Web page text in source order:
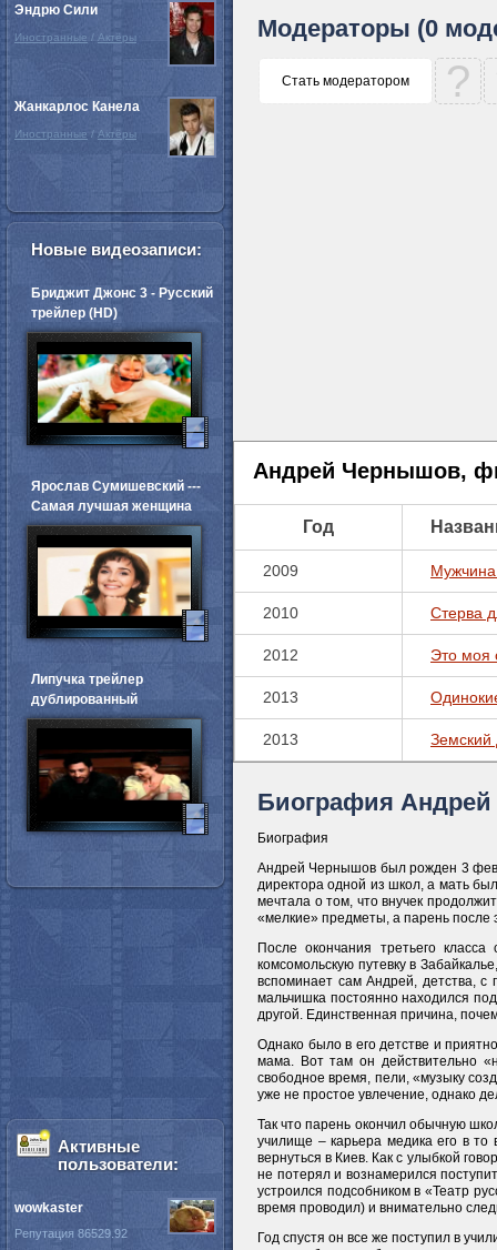
Модераторы (0
Стать модератором ?
Андрей Чернышов,
Год
2009
2010 Стерва
2012 Это моя
2013
2013 Земский
Биография
Биография
Андрей Чернышов был рожден 3
директора одной из школ, а мать
мечтала о том, что внучек
«мелкие» предметы, а парень после
После окончания третьего
комсомольскую путевку в
вспоминает сам Андрей, детства,
мальчишка постоянно находился
другой. Единственная причина,
Однако было в его детстве и
мама. Вот там он действительно
свободное время, пели, «музыку
уже не простое увлечение, однако
Так что парень окончил обычную
училище – карьера медика его в
вернуться в Киев. Как с улыбкой
не потерял и вознамерился
устроился подсобником в «Театр
время проводил) и внимательно
Год спустя он все же поступил в
Эндрю Сили
Иностранные / Актёры
Жанкарлос Канела
Иностранные / Актёры
Новые видеозаписи:
Бриджит Джонс 3 - Русский
трейлер (HD)
Ярослав Сумишевский ---
Самая лучшая женщина
Липучка трейлер
дублированный
Активные
пользователи:
wowkaster
Репутация 86529.92